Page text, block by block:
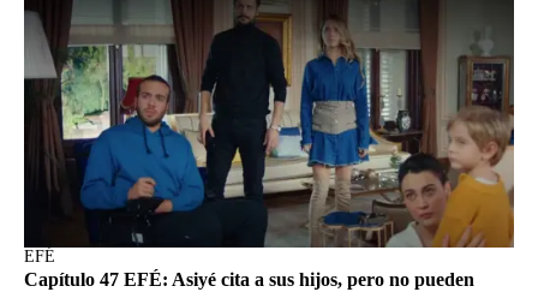
EFÉ
Capítulo 47 EFÉ: Asiyé cita a sus hijos, pero no pueden